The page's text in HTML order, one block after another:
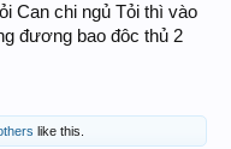
Can chi ngủ Tỏi thì vào
đương bao đôc thủ 2
like this.